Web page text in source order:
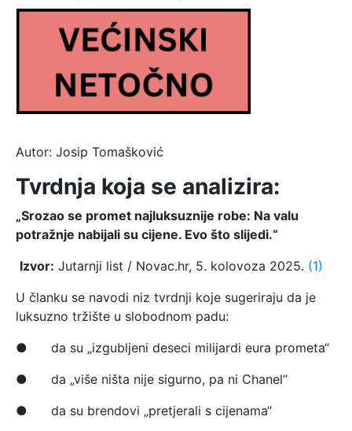
Autor: Josip Tomašković
Tvrdnja koja se analizira:
„Srozao se promet najluksuznije robe: Na valu
potražnje nabijali su cijene. Evo što slijedi.“
Izvor: Jutarnji list / Novac.hr, 5. kolovoza 2025. (1)
U članku se navodi niz tvrdnji koje sugeriraju da je
luksuzno tržište u slobodnom padu:
● da su „izgubljeni deseci milijardi eura prometa“
● da „više ništa nije sigurno, pa ni Chanel“
● da su brendovi „pretjerali s cijenama“